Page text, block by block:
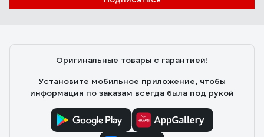
Оригинальные товары с гарантией!
Установите мобильное приложение, чтобы
информация по заказам всегда была под рукой